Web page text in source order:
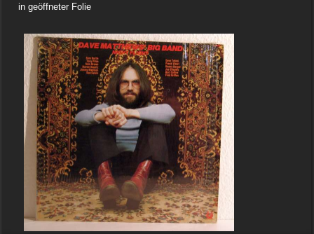
in geöffneter Folie